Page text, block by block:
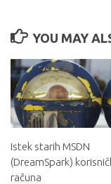
YOU MAY
Istek starih MSDN
(DreamSpark)
računa